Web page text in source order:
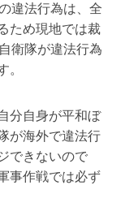
違法行為は、全
ため現地では裁
衛隊が違法行為
。
分自身が平和ぼ
が海外で違法行
できないので
事作戦では必ず